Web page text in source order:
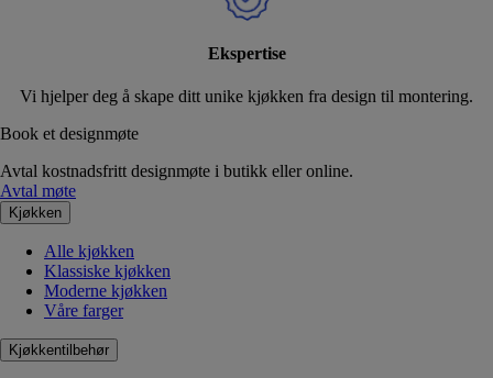
Ekspertise
Vi hjelper deg å skape ditt unike kjøkken fra design til montering.
Book et designmøte
Avtal kostnadsfritt designmøte i butikk eller online.
Avtal møte
Kjøkken
Alle kjøkken
Klassiske kjøkken
Moderne kjøkken
Våre farger
Kjøkkentilbehør